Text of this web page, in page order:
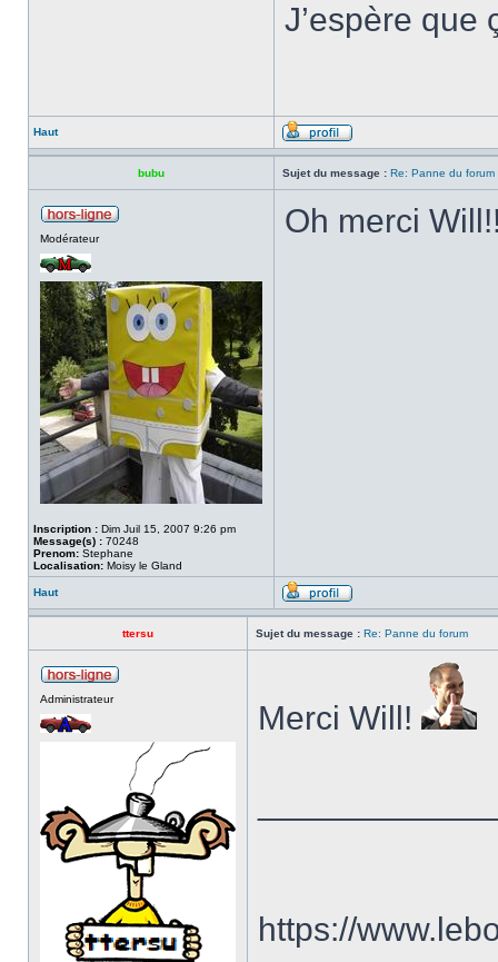
J’espère
Haut
bubu Sujet du message : Re: Panne du forum
Modérateur
Inscription : Dim Juil 15, 2007 9:26 pm
Message(s) : 70248
Prenom: Stephane
Localisation: Moisy le Gland
Oh merci
Haut
ttersu Sujet du message : Re: Panne du forum
Administrateur
Merci Will!
https://